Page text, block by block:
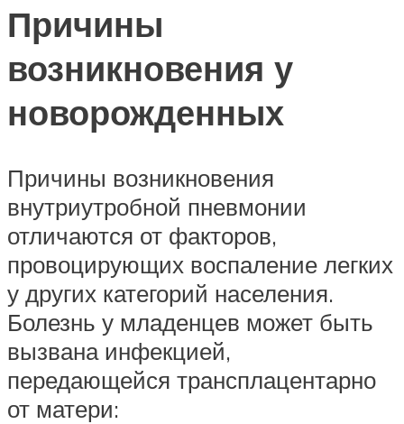
Причины
возникновения у
новорожденных
Причины возникновения
внутриутробной пневмонии
отличаются от факторов,
провоцирующих воспаление легких
у других категорий населения.
Болезнь у младенцев может быть
вызвана инфекцией,
передающейся трансплацентарно
от матери: